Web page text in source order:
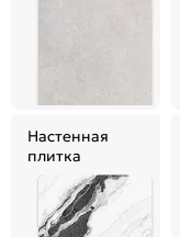
Настенная
плитка